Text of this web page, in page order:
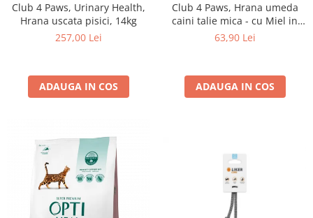
Club 4 Paws, Urinary Health,
Hrana uscata pisici, 14kg
257,00 Lei
ADAUGA IN COS
Club 4 Paws, Hrana umeda
caini talie mica - cu Miel in
sos, set 24*100g
63,90 Lei
ADAUGA IN COS